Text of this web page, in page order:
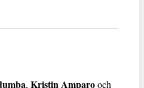
, Kristin Amparooch